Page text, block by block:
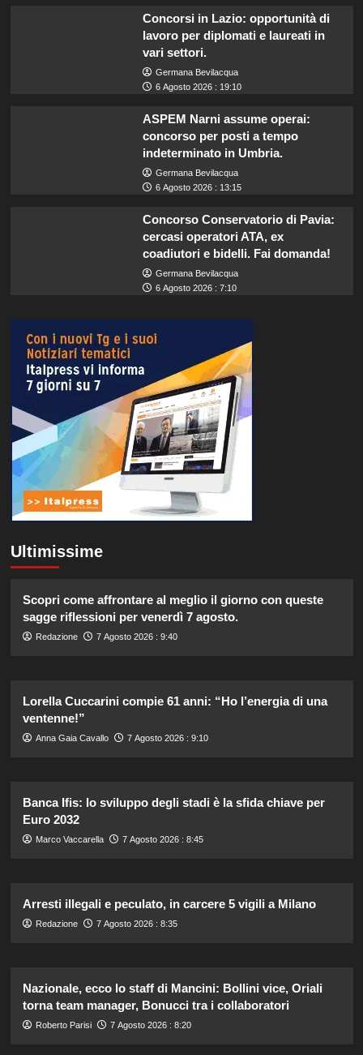
Concorsi in Lazio: opportunità di
lavoro per diplomati e laureati in
vari settori.
Germana Bevilacqua
6 Agosto 2026 : 19:10
ASPEM Narni assume operai:
concorso per posti a tempo
indeterminato in Umbria.
Germana Bevilacqua
6 Agosto 2026 : 13:15
Concorso Conservatorio di Pavia:
cercasi operatori ATA, ex
coadiutori e bidelli. Fai domanda!
Germana Bevilacqua
6 Agosto 2026 : 7:10
Ultimissime
Scopri come affrontare al meglio il giorno con queste
sagge riflessioni per venerdì 7 agosto.
Redazione 7 Agosto 2026 : 9:40
Lorella Cuccarini compie 61 anni: “Ho l’energia di una
ventenne!”
Anna Gaia Cavallo 7 Agosto 2026 : 9:10
Banca Ifis: lo sviluppo degli stadi è la sfida chiave per
Euro 2032
Marco Vaccarella 7 Agosto 2026 : 8:45
Arresti illegali e peculato, in carcere 5 vigili a Milano
Redazione 7 Agosto 2026 : 8:35
Nazionale, ecco lo staff di Mancini: Bollini vice, Oriali
torna team manager, Bonucci tra i collaboratori
Roberto Parisi 7 Agosto 2026 : 8:20